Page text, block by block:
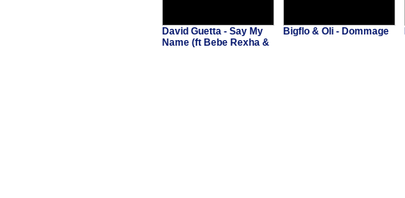
David Guetta - Say My
Name (ft Bebe Rexha &
Bigflo & Oli - Dommage